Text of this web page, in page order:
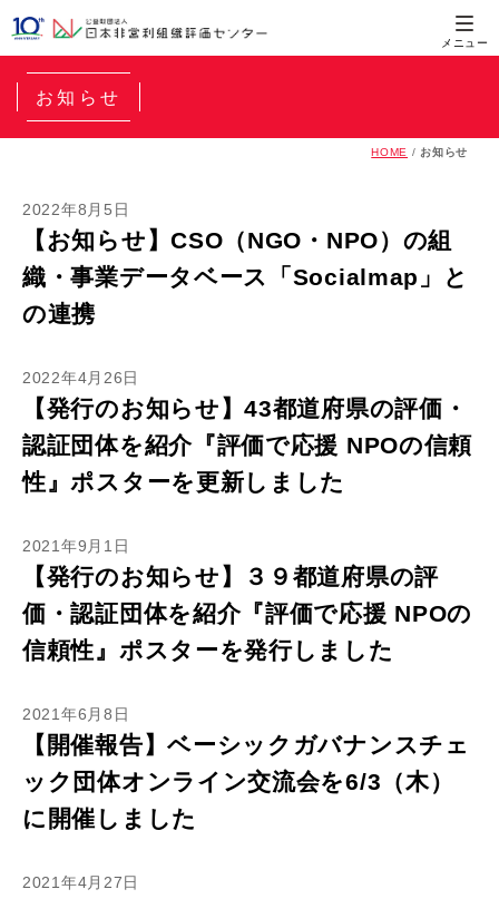
お知らせ
HOME / お知らせ
2022年8月5日
【お知らせ】CSO（NGO・NPO）の組
織・事業データベース「Socialmap」と
の連携
2022年4月26日
【発行のお知らせ】43都道府県の評価・
認証団体を紹介『評価で応援 NPOの信頼
性』ポスターを更新しました
2021年9月1日
【発行のお知らせ】３９都道府県の評
価・認証団体を紹介『評価で応援 NPOの
信頼性』ポスターを発行しました
2021年6月8日
【開催報告】ベーシックガバナンスチェ
ック団体オンライン交流会を6/3（木）
に開催しました
2021年4月27日